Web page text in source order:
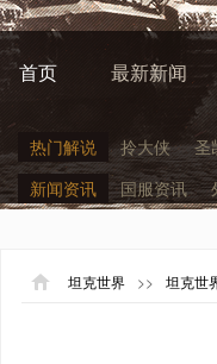
首页 最新新闻
热门解说 拎大侠 圣
新闻资讯
国服资讯
坦克世界 >> 坦克世